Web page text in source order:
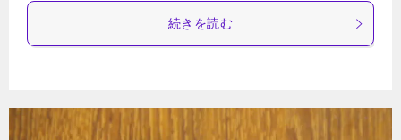
続きを読む